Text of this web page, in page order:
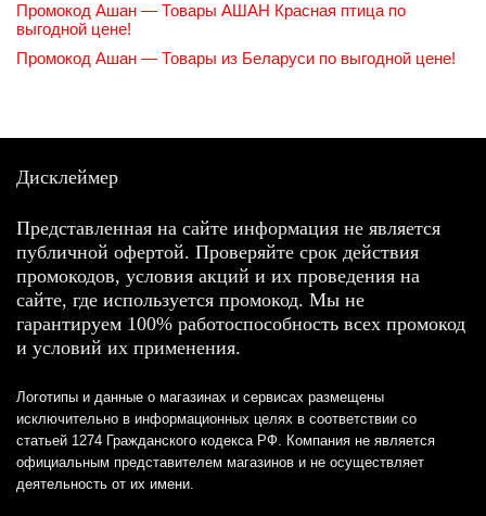
Промокод Ашан — Товары АШАН Красная птица по
выгодной цене!
Промокод Ашан — Товары из Беларуси по выгодной цене!
Дисклеймер
Представленная на сайте информация не является
публичной офертой. Проверяйте срок действия
промокодов, условия акций и их проведения на
сайте, где используется промокод. Мы не
гарантируем 100% работоспособность всех промокод
и условий их применения.
Логотипы и данные о магазинах и сервисах размещены
исключительно в информационных целях в соответствии со
статьей 1274 Гражданского кодекса РФ. Компания не является
официальным представителем магазинов и не осуществляет
деятельность от их имени.